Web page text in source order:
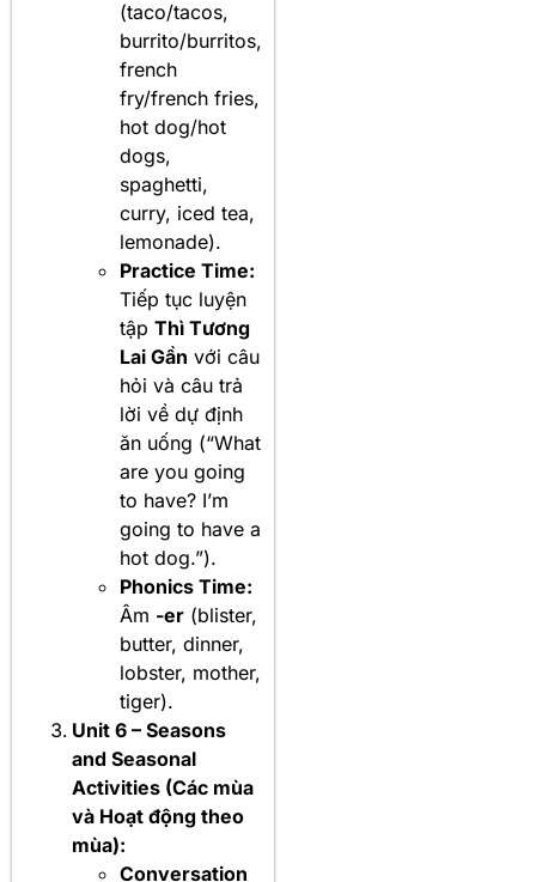
(taco/tacos,
burrito/burritos,
french
fry/french fries,
hot dog/hot
dogs,
spaghetti,
curry, iced tea,
lemonade).
Practice Time:
Tiếp tục luyện
tập Thì Tương
Lai Gần với câu
hỏi và câu trả
lời về dự định
ăn uống (“What
are you going
to have? I’m
going to have a
hot dog.”).
Phonics Time:
Âm -er (blister,
butter, dinner,
lobster, mother,
tiger).
Unit 6 – Seasons
and Seasonal
Activities (Các mùa
và Hoạt động theo
mùa):
Conversation